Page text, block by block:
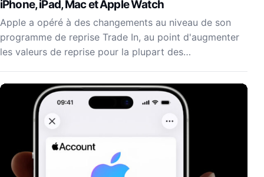
iPhone, iPad, Mac et Apple Watch
Apple a opéré à des changements au niveau de son
programme de reprise Trade In, au point d'augmenter
les valeurs de reprise pour la plupart des…